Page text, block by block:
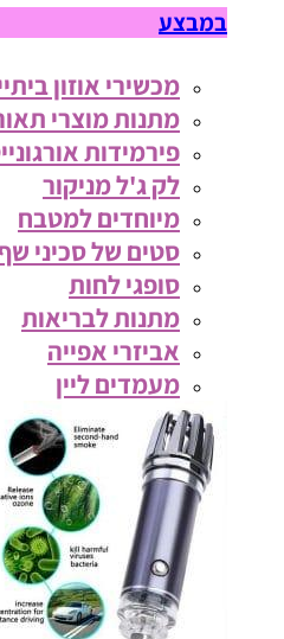
במבצע
מכשירי אוזון
מתנות מוצרי
פירמידות
לק ג'ל מניקור
מיוחדים למטבח
סטים של סכיני שף
סופגי לחות
מתנות לבריאות
אביזרי אפייה
מעמדים ליין